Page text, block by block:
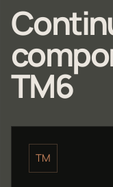
TM6
TM